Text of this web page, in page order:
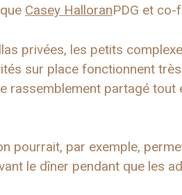
Casey HalloranPDG et co-
privées, les petits
sur place fonctionnent
rassemblement partagé
pourrait, par exemple,
le dîner pendant que les